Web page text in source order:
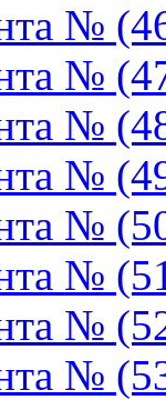
№
№
№
№
№
№
№
№